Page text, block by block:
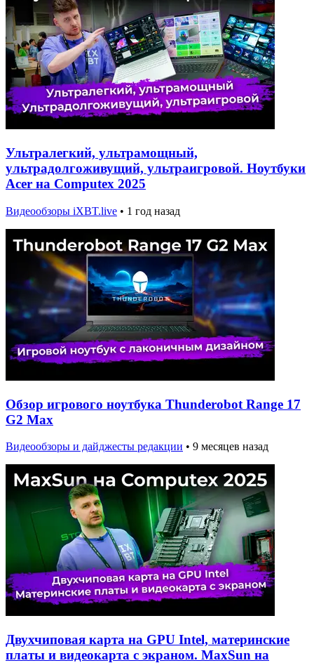
Ультралегкий, ультрамощный,
ультрадолгоживущий, ультраигровой. Ноутбуки
Acer на Computex 2025
Видеообзоры iXBT.live • 1 год назад
Обзор игрового ноутбука Thunderobot Range 17
G2 Max
Видеообзоры и дайджесты редакции • 9 месяцев назад
Двухчиповая карта на GPU Intel, материнские
платы и видеокарта с экраном. MaxSun на